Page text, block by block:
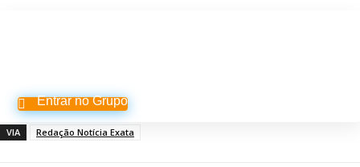
Entrar no Grupo
VIA Redação Notícia Exata